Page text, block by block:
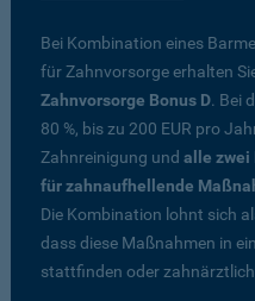
Bei Kombination eines
für Zahnvorsorge erhalten
Zahnvorsorge Bonus D. Bei
80 %, bis zu 200 EUR pro
Zahnreinigung und alle zwei
für zahnaufhellende
Die Kombination lohnt sich
dass diese Maßnahmen in
stattfinden oder